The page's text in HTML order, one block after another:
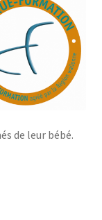
de leur bébé.